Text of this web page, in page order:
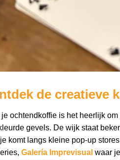
de creatieve
je ochtendkoffie is het heerlijk
gevels. De wijk staat
komt langs kleine pop-up
Galería Imprevisual waar